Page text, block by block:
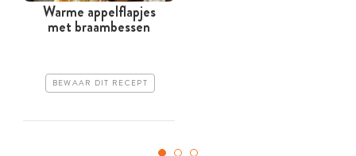
Warme appelflapjes
met braambessen
BEWAAR DIT RECEPT